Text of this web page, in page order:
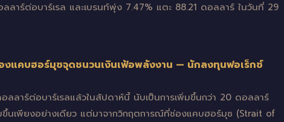
าร์ต่อบาร์เรล และเบรนท์พุ่ง 7.47% แตะ 88.21 ดอลลาร์ ในวันที่ 29
แคบฮอร์มุซจุดชนวนเงินเฟ้อพลังงาน — นักลงทุนฟอเร็กซ์
ลลาร์ต่อบาร์เรลแล้วในสัปดาห์นี้ นับเป็นการเพิ่มขึ้นกว่า 20 ดอลลาร์
นเพียงอย่างเดียว แต่มาจากวิกฤตการณ์ที่ช่องแคบฮอร์มุซ (Strait of